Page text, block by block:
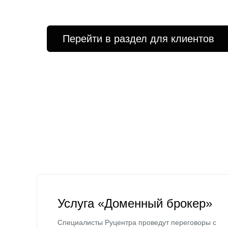
Перейти в раздел для клиентов
Услуга «Доменный брокер»
Специалисты Руцентра проведут переговоры с